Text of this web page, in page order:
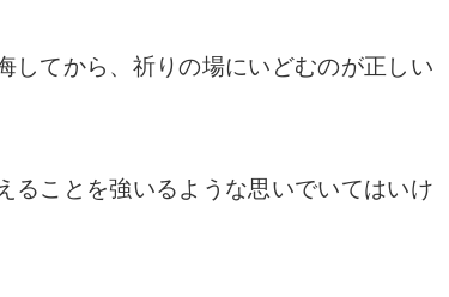
してから、祈りの場にいどむのが正しい
ることを強いるような思いでいてはいけ